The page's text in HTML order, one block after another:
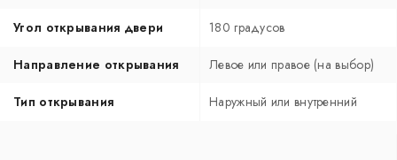
Угол открывания двери 180 градусов
Направление открывания Левое или правое (на выбор)
Тип открывания Наружный или внутренний